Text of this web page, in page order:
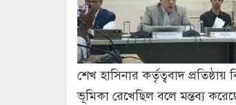
শেখ হাসিনার কর্তৃত্ববাদ
ভূমিকা রেখেছিল বলে মন্তব্য